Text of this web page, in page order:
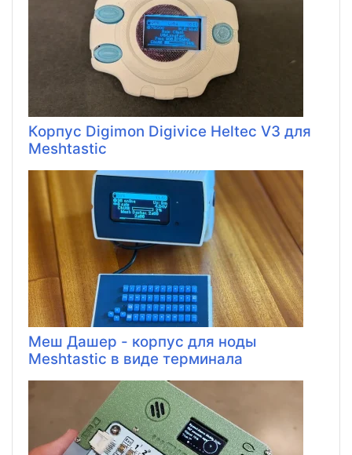
Корпус Digimon Digivice Heltec V3 для
Meshtastic
Меш Дашер - корпус для ноды
Meshtastic в виде терминала